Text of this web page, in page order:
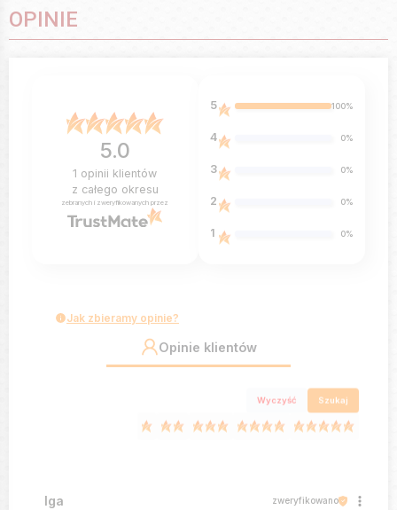
OPINIE
5.0
1 opinii klientów
z całego okresu
zebranych i zweryfikowanych przez
5 100%
4 0%
3 0%
2 0%
1 0%
Jak zbieramy opinie?
Opinie klientów
Wyczyść Szukaj
Iga zweryfikowano